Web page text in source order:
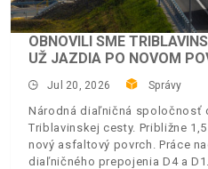
OBNOVILI SME
UŽ JAZDIA PO NOVOM
Jul 20, 2026 Správy
Národná diaľničná spoločnosť
Triblavinskej cesty. Približne
nový asfaltový povrch. Práce
diaľničného prepojenia D4 a D1.